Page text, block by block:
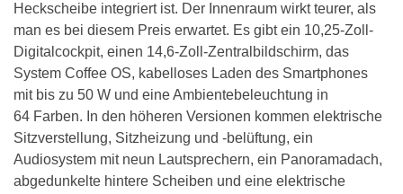
Heckscheibe integriert ist. Der Innenraum wirkt teurer, als
man es bei diesem Preis erwartet. Es gibt ein 10,25-Zoll-
Digitalcockpit, einen 14,6-Zoll-Zentralbildschirm, das
System Coffee OS, kabelloses Laden des Smartphones
mit bis zu 50 W und eine Ambientebeleuchtung in
64 Farben. In den höheren Versionen kommen elektrische
Sitzverstellung, Sitzheizung und -belüftung, ein
Audiosystem mit neun Lautsprechern, ein Panoramadach,
abgedunkelte hintere Scheiben und eine elektrische